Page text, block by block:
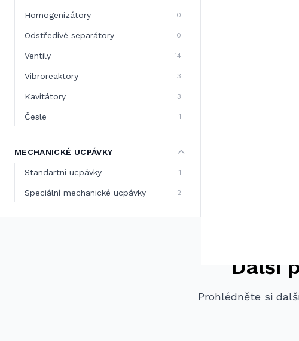
Homogenizátory 0
Odstředivé separátory 0
Ventily 14
Vibroreaktory 3
Kavitátory 3
Česle 1
MECHANICKÉ UCPÁVKY
Standartní ucpávky 1
Speciální mechanické ucpávky 2
Další
Prohlédněte si